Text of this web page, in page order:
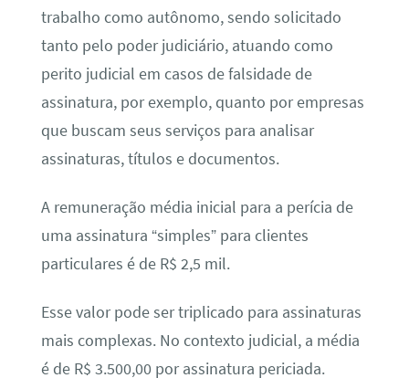
trabalho como autônomo, sendo solicitado
tanto pelo poder judiciário, atuando como
perito judicial em casos de falsidade de
assinatura, por exemplo, quanto por empresas
que buscam seus serviços para analisar
assinaturas, títulos e documentos.
A remuneração média inicial para a perícia de
uma assinatura “simples” para clientes
particulares é de R$ 2,5 mil.
Esse valor pode ser triplicado para assinaturas
mais complexas. No contexto judicial, a média
é de R$ 3.500,00 por assinatura periciada.